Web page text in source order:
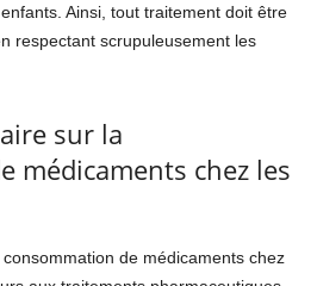
Ainsi, tout traitement doit être
respectant scrupuleusement les
sur la
médicaments chez les
de médicaments chez